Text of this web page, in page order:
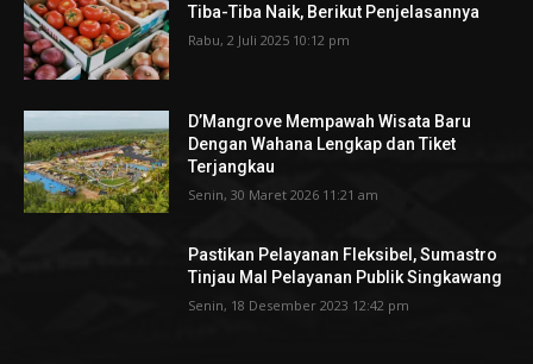
Tiba-Tiba Naik, Berikut Penjelasannya
Rabu, 2 Juli 2025 10:12 pm
D’Mangrove Mempawah Wisata Baru
Dengan Wahana Lengkap dan Tiket
Terjangkau
Senin, 30 Maret 2026 11:21 am
Pastikan Pelayanan Fleksibel, Sumastro
Tinjau Mal Pelayanan Publik Singkawang
Senin, 18 Desember 2023 12:42 pm